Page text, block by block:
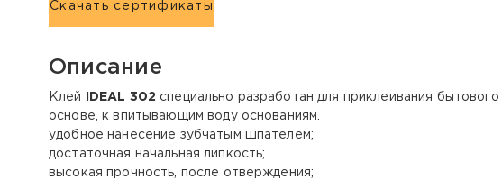
Скачать сертификаты
Описание
Клей IDEAL 302 специально разработан для приклеивания
основе, к впитывающим воду основаниям.
удобное нанесение зубчатым шпателем;
достаточная начальная липкость;
высокая прочность, после отверждения;